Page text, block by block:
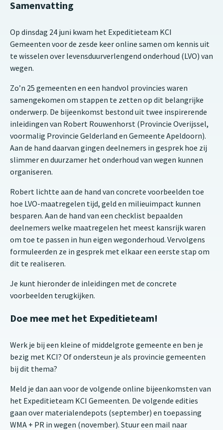
Samenvatting
Op dinsdag 24 juni kwam het Expeditieteam KCI
Gemeenten voor de zesde keer online samen om kennis uit
te wisselen over levensduurverlengend onderhoud (LVO) van
wegen.
Zo’n 25 gemeenten en een handvol provincies waren
samengekomen om stappen te zetten op dit belangrijke
onderwerp. De bijeenkomst bestond uit twee inspirerende
inleidingen van Robert Rouwenhorst (Provincie Overijssel,
voormalig Provincie Gelderland en Gemeente Apeldoorn).
Aan de hand daarvan gingen deelnemers in gesprek hoe zij
slimmer en duurzamer het onderhoud van wegen kunnen
organiseren.
Robert lichtte aan de hand van concrete voorbeelden toe
hoe LVO-maatregelen tijd, geld en milieuimpact kunnen
besparen. Aan de hand van een checklist bepaalden
deelnemers welke maatregelen het meest kansrijk waren
om toe te passen in hun eigen wegonderhoud. Vervolgens
formuleerden ze in gesprek met elkaar een eerste stap om
dit te realiseren.
Je kunt hieronder de inleidingen met de concrete
voorbeelden terugkijken.
Doe mee met het Expeditieteam!
Werk je bij een kleine of middelgrote gemeente en ben je
bezig met KCI? Of ondersteun je als provincie gemeenten
bij dit thema?
Meld je dan aan voor de volgende online bijeenkomsten van
het Expeditieteam KCI Gemeenten. De volgende edities
gaan over materialendepots (september) en toepassing
WMA + PR in wegen (november). Stuur een mail naar